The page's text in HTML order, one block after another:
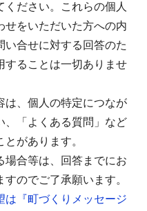
ださい。これらの個人
せをいただいた方への内
い合せに対する回答のた
することは一切ありませ
は、個人の特定につなが
、「よくある質問」など
があります。
場合等は、回答までにお
のでご了承願います。
は『町づくりメッセージ